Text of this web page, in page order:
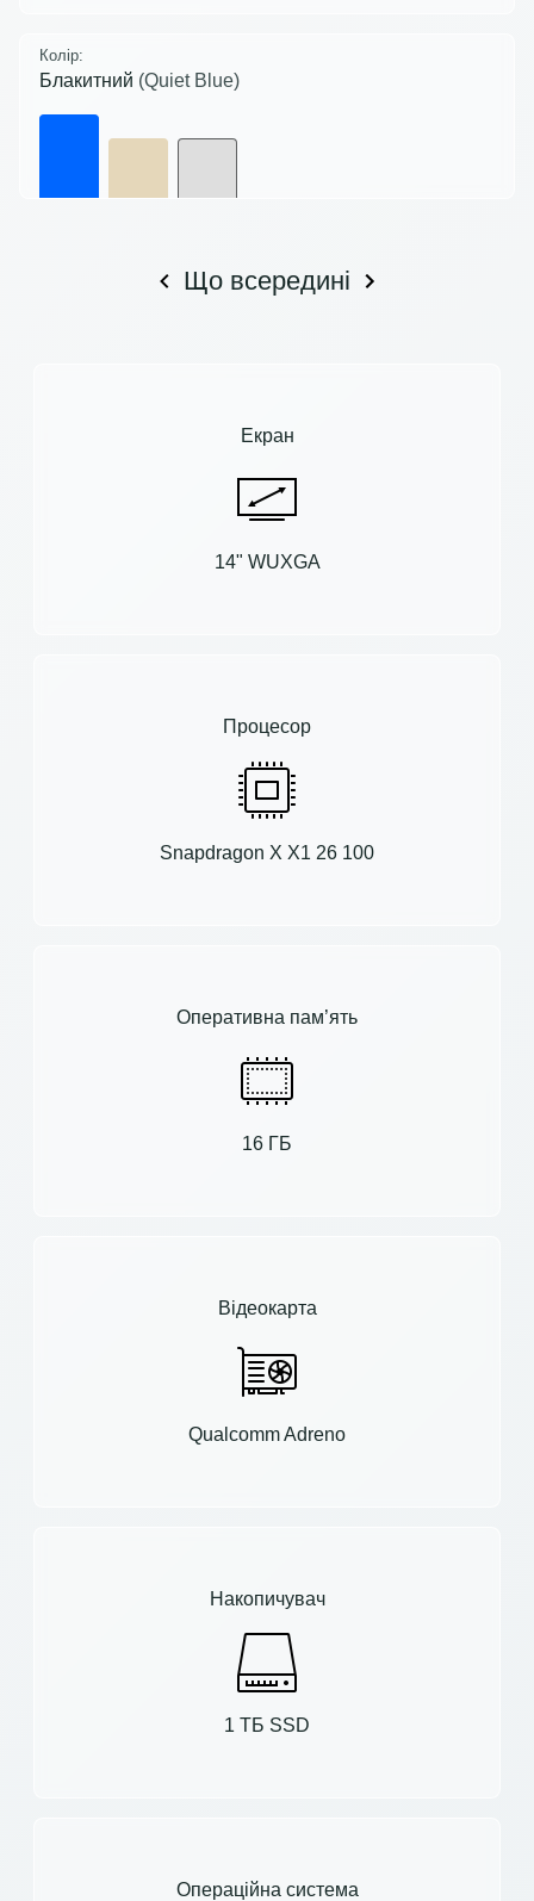
Колір:
Блакитний (Quiet Blue)
Що всередині
Екран
14" WUXGA
Процесор
Snapdragon X X1 26 100
Оперативна пам’ять
16 ГБ
Відеокарта
Qualcomm Adreno
Накопичувач
1 ТБ SSD
Операційна система